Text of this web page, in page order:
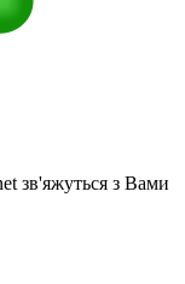
зв'яжуться з Вами